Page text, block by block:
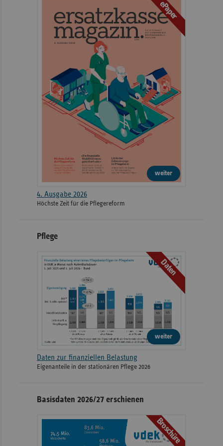
ePaper
weiter
4. Ausgabe 2026
Höchste Zeit für die Pflegereform
Pflege
Daten
weiter
Daten zur finanziellen Belastung
Eigenanteile in der stationären Pflege 2026
Basisdaten 2026/27 erschienen
Broschüre